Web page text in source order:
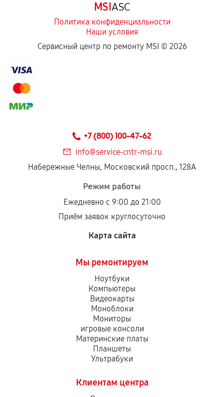
MSIASC
Политика конфиденциальности
Наши условия
Сервисный центр по ремонту MSI © 2026
+7 (800) 100-47-62
info@service-cntr-msi.ru
Набережные Челны, Московский просп., 128А
Режим работы
Ежедневно с 9:00 до 21:00
Приём заявок круглосуточно
Карта сайта
Мы ремонтируем
Ноутбуки
Компьютеры
Видеокарты
Моноблоки
Мониторы
игровые консоли
Материнские платы
Планшеты
Ультрабуки
Клиентам центра